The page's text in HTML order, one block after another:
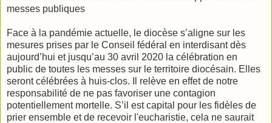
messes publiques
Face à la pandémie actuelle, le diocèse s’aligne sur les
mesures prises par le Conseil fédéral en interdisant dès
aujourd’hui et jusqu’au 30 avril 2020 la célébration en
public de toutes les messes sur le territoire diocésain. Elles
seront célébrées à huis-clos. Il relève en effet de notre
responsabilité de ne pas favoriser une contagion
potentiellement mortelle. S’il est capital pour les fidèles de
prier ensemble et de recevoir l'eucharistie, cela ne saurait